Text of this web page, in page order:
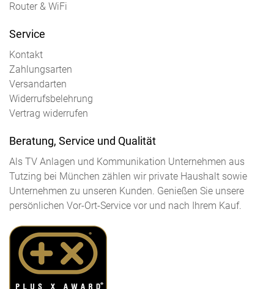
Router & WiFi
Service
Kontakt
Zahlungsarten
Versandarten
Widerrufsbelehrung
Vertrag widerrufen
Beratung, Service und Qualität
Als TV Anlagen und Kommunikation Unternehmen aus
Tutzing bei München zählen wir private Haushalt sowie
Unternehmen zu unseren Kunden. Genießen Sie unsere
persönlichen Vor-Ort-Service vor und nach Ihrem Kauf.